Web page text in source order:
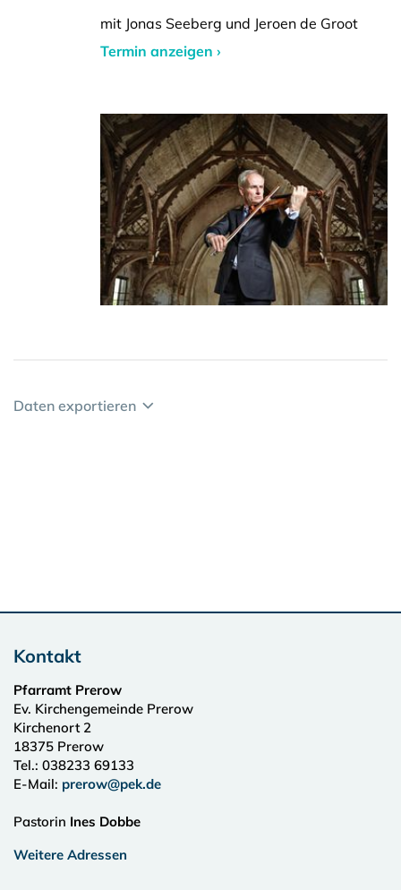
mit Jonas Seeberg und Jeroen de Groot
Termin anzeigen ›
Daten exportieren
Kontakt
Pfarramt Prerow
Ev. Kirchengemeinde Prerow
Kirchenort 2
18375 Prerow
Tel.: 038233 69133
E-Mail: prerow@pek.de
Pastorin Ines Dobbe
Weitere Adressen